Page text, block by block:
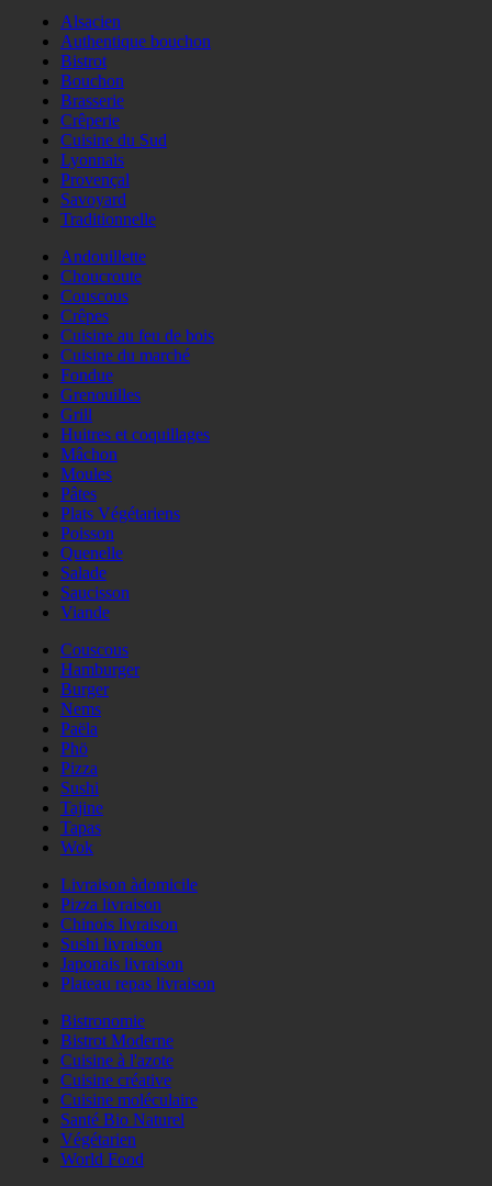
Alsacien
Authentique bouchon
Bistrot
Bouchon
Brasserie
Crêperie
Cuisine du Sud
Lyonnais
Provençal
Savoyard
Traditionnelle
Andouillette
Choucroute
Couscous
Crêpes
Cuisine au feu de bois
Cuisine du marché
Fondue
Grenouilles
Grill
Huitres et coquillages
Mâchon
Moules
Pâtes
Plats Végétariens
Poisson
Quenelle
Salade
Saucisson
Viande
Couscous
Hamburger
Burger
Nems
Paëla
Phö
Pizza
Sushi
Tajine
Tapas
Wok
Livraison àdomicile
Pizza livraison
Chinois livraison
Sushi livraison
Japonais livraison
Plateau repas livraison
Bistronomie
Bistrot Moderne
Cuisine à l'azote
Cuisine créative
Cuisine moléculaire
Santé Bio Naturel
Végétarien
World Food